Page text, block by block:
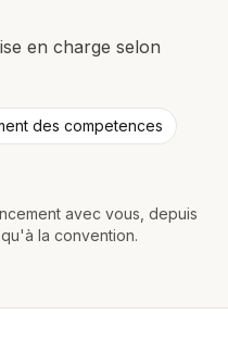
en charge selon
des competences
avec vous, depuis
la convention.